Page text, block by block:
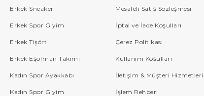
Erkek Sneaker
Erkek Spor Giyim
Erkek Tişört
Erkek Eşofman Takımı
Kadın Spor Ayakkabı
Kadın Spor Giyim
Mesafeli Satış Sözleşmesi
İptal ve İade Koşulları
Çerez Politikası
Kullanım Koşulları
İletişim & Müşteri Hizmetleri
İşlem Rehberi